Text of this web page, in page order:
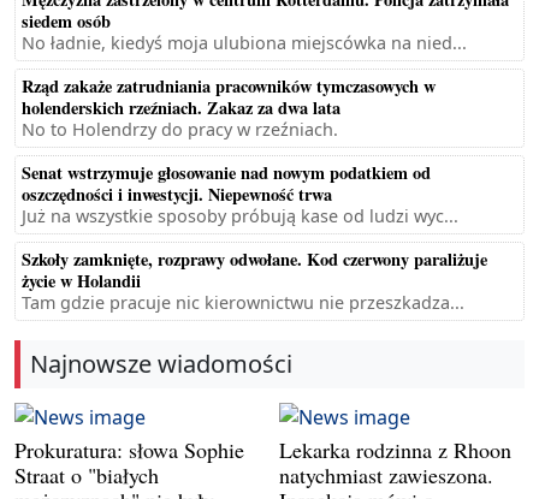
siedem osób
No ładnie, kiedyś moja ulubiona miejscówka na nied...
Rząd zakaże zatrudniania pracowników tymczasowych w
holenderskich rzeźniach. Zakaz za dwa lata
No to Holendrzy do pracy w rzeźniach.
Senat wstrzymuje głosowanie nad nowym podatkiem od
oszczędności i inwestycji. Niepewność trwa
Już na wszystkie sposoby próbują kase od ludzi wyc...
Szkoły zamknięte, rozprawy odwołane. Kod czerwony paraliżuje
życie w Holandii
Tam gdzie pracuje nic kierownictwu nie przeszkadza...
Najnowsze wiadomości
Prokuratura: słowa Sophie
Straat o "białych
Lekarka rodzinna z Rhoon
natychmiast zawieszona.